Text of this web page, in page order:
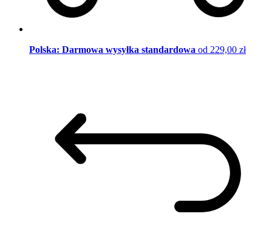
Polska: Darmowa wysyłka standardowa od 229,00 zł